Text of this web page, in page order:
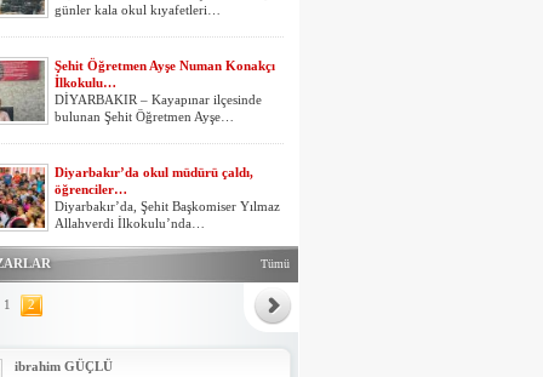
günler kala okul kıyafetleri…
Şehit Öğretmen Ayşe Numan Konakçı
İlkokulu…
DİYARBAKIR – Kayapınar ilçesinde
bulunan Şehit Öğretmen Ayşe…
Diyarbakır’da okul müdürü çaldı,
öğrenciler…
Diyarbakır’da, Şehit Başkomiser Yılmaz
Allahverdi İlkokulu’nda…
Milli Eğitim Bakanı Mahmut Özer'den
Tümü
1 2
Açılır
BEDİRHAN AKYOL
SAHADA KAZANMAKTAN ÖNCE İNSAN
KALABİLMEK
Yahya ERİKLİ
7. CÜZDEN MESAJLAR..
MEHMET ÇET
Yeni yılınız ( 2024 ) Kutlu Olsun
ibrahim GÜÇLÜ